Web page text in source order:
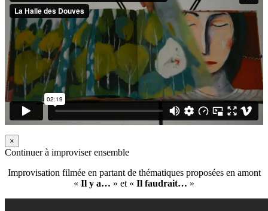
×
Continuer à improviser ensemble
Improvisation filmée en partant de thématiques proposées en amont
« Il y a… » et « Il faudrait… »